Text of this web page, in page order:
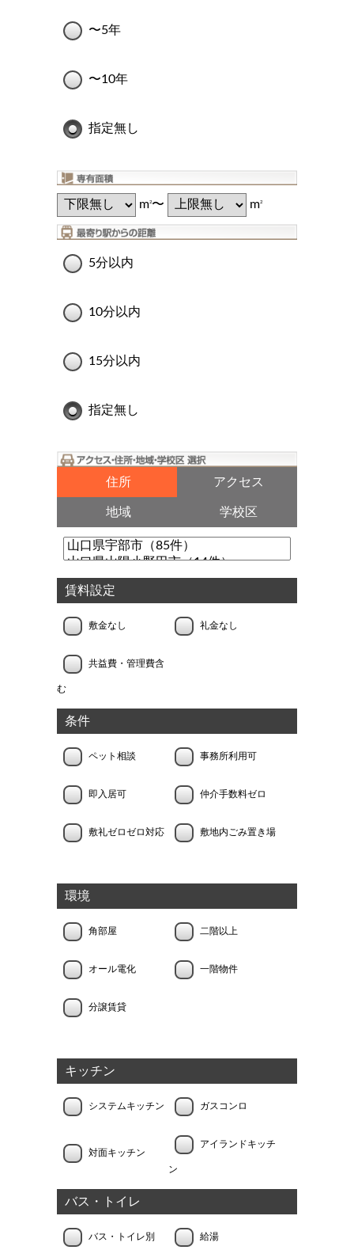
〜5年
〜10年
指定無し
m2〜 m2
5分以内
10分以内
15分以内
指定無し
住所 アクセス
地域 学校区
賃料設定
敷金なし 礼金なし
共益費・管理費含
む
条件
ペット相談 事務所利用可
即入居可 仲介手数料ゼロ
敷礼ゼロゼロ対応 敷地内ごみ置き場
環境
角部屋 二階以上
オール電化 一階物件
分譲賃貸
キッチン
システムキッチン ガスコンロ
対面キッチン
アイランドキッチ
ン
バス・トイレ
バス・トイレ別 給湯